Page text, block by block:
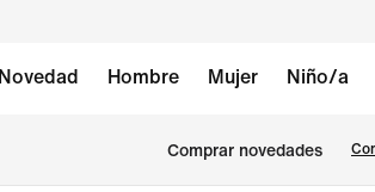
Novedad Hombre Mujer Niño/a
Comprar novedades